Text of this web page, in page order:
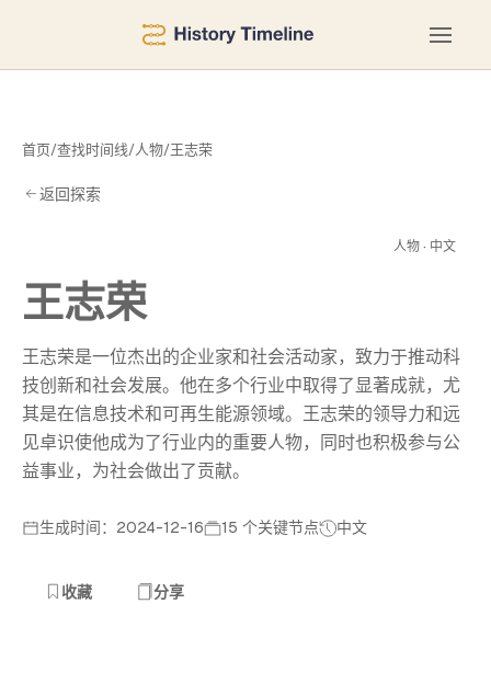
首页/查找时间线/人物/王志荣
返回探索
人物 · 中文
王志荣
王志荣是一位杰出的企业家和社会活动家，致力于推动科
技创新和社会发展。他在多个行业中取得了显著成就，尤
其是在信息技术和可再生能源领域。王志荣的领导力和远
见卓识使他成为了行业内的重要人物，同时也积极参与公
益事业，为社会做出了贡献。
生成时间：2024-12-16 15 个关键节点 中文
收藏 分享